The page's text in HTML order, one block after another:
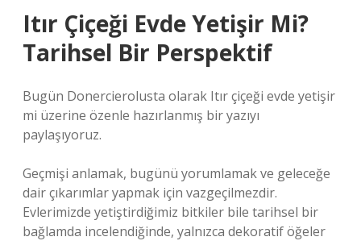
Itır Çiçeği Evde Yetişir Mi?
Tarihsel Bir Perspektif
Bugün Donercierolusta olarak Itır çiçeği evde yetişir
mi üzerine özenle hazırlanmış bir yazıyı
paylaşıyoruz.
Geçmişi anlamak, bugünü yorumlamak ve geleceğe
dair çıkarımlar yapmak için vazgeçilmezdir.
Evlerimizde yetiştirdiğimiz bitkiler bile tarihsel bir
bağlamda incelendiğinde, yalnızca dekoratif öğeler